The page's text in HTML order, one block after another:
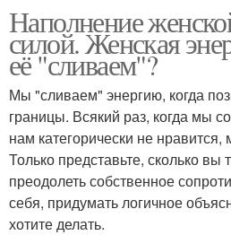
Наполнение
силой. Женская
её "сливаем"?
Мы "сливаем" энергию, когда
границы. Всякий раз, когда мы
нам категорически не
Только представьте, сколько вы
преодолеть собственное
себя, придумать логичное
хотите делать.